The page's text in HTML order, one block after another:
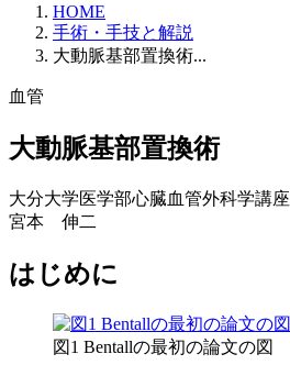
HOME
手術・手技と解説
大動脈基部置換術...
血管
大動脈基部置換術
大分大学医学部心臓血管外科学講座
宮本 伸二
はじめに
図1 Bentallの最初の論文の図